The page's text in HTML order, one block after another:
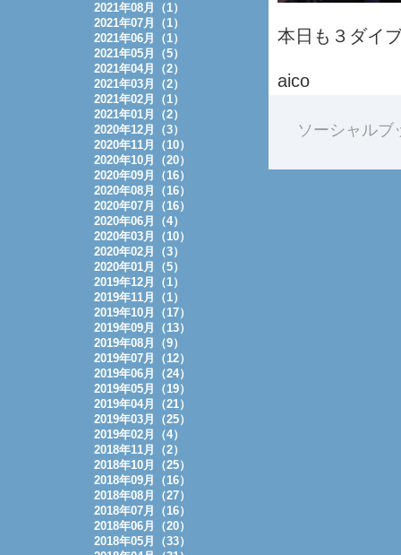
本日も３ダイ
aico
ソーシャルブ
2021年08月（1）
2021年07月（1）
2021年06月（1）
2021年05月（5）
2021年04月（2）
2021年03月（2）
2021年02月（1）
2021年01月（2）
2020年12月（3）
2020年11月（10）
2020年10月（20）
2020年09月（16）
2020年08月（16）
2020年07月（16）
2020年06月（4）
2020年03月（10）
2020年02月（3）
2020年01月（5）
2019年12月（1）
2019年11月（1）
2019年10月（17）
2019年09月（13）
2019年08月（9）
2019年07月（12）
2019年06月（24）
2019年05月（19）
2019年04月（21）
2019年03月（25）
2019年02月（4）
2018年11月（2）
2018年10月（25）
2018年09月（16）
2018年08月（27）
2018年07月（16）
2018年06月（20）
2018年05月（33）